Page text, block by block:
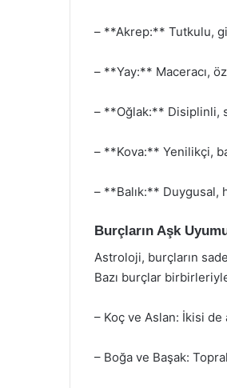
– **Akrep:** Tutkulu,
– **Yay:** Maceracı,
– **Oğlak:** Disiplinli,
– **Kova:** Yenilikçi,
– **Balık:** Duygusal,
Burçların Aşk
Astroloji, burçların
Bazı burçlar
– Koç ve Aslan: İkisi
– Boğa ve Başak: